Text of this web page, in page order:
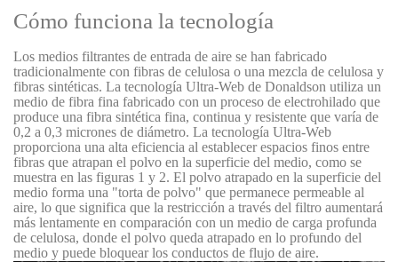
Cómo funciona la tecnología
Los medios filtrantes de entrada de aire se han fabricado
tradicionalmente con fibras de celulosa o una mezcla de celulosa y
fibras sintéticas. La tecnología Ultra-Web de Donaldson utiliza un
medio de fibra fina fabricado con un proceso de electrohilado que
produce una fibra sintética fina, continua y resistente que varía de
0,2 a 0,3 micrones de diámetro. La tecnología Ultra-Web
proporciona una alta eficiencia al establecer espacios finos entre
fibras que atrapan el polvo en la superficie del medio, como se
muestra en las figuras 1 y 2. El polvo atrapado en la superficie del
medio forma una "torta de polvo" que permanece permeable al
aire, lo que significa que la restricción a través del filtro aumentará
más lentamente en comparación con un medio de carga profunda
de celulosa, donde el polvo queda atrapado en lo profundo del
medio y puede bloquear los conductos de flujo de aire.